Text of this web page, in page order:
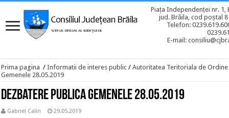
Piața Independenței nr. 1,
jud. Brăila, cod poștal
Telefon:
E-mail:
Prima pagina / Informatii de interes public / Autoritatea Teritoriala de Ordine
Gemenele 28.05.2019
Dezbatere publica Gemenele 28.05.2019
Gabriel Calin 29.05.2019